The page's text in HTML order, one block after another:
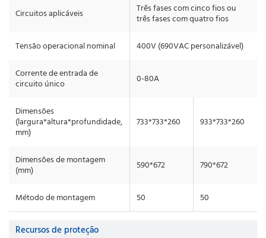
Circuitos aplicáveis Três fases com cinco fios ou
três fases com quatro fios
Tensão operacional nominal
400V (690VAC personalizável)
Corrente de entrada de
circuito único 0-80A
Dimensões
(largura*altura*profundidade,
mm)
733*733*260 933*733*260
Dimensões de montagem
(mm) 590*672 790*672
Método de montagem 50 50
Recursos de proteção